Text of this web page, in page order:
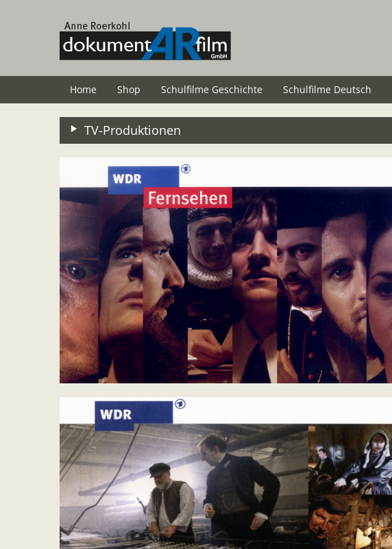
Home Shop Schulfilme Geschichte Schulfilme Deutsch
TV-Produktionen